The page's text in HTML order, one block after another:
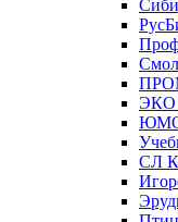
ЭКО
ЮМО,
СЛ